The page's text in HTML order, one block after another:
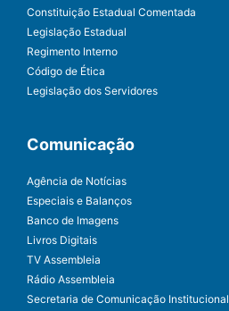
Constituição Estadual Comentada
Legislação Estadual
Regimento Interno
Código de Ética
Legislação dos Servidores
Comunicação
Agência de Notícias
Especiais e Balanços
Banco de Imagens
Livros Digitais
TV Assembleia
Rádio Assembleia
Secretaria de Comunicação Institucional